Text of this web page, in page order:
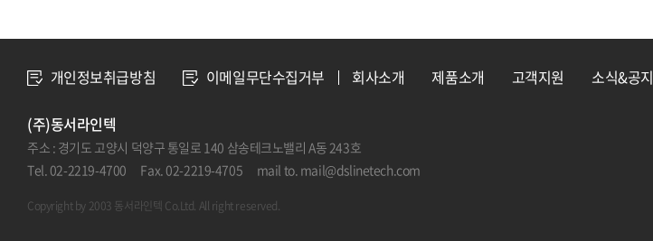
개인정보취급방침 이메일무단수집거부 회사소개 제품소개 고객지원 소식&공지
(주)동서라인텍
주소 : 경기도 고양시 덕양구 통일로 140 삼송테크노밸리 A동 243호
Tel. 02-2219-4700 Fax. 02-2219-4705 mail to. mail@dslinetech.com
Copyright by 2003 동서라인텍 Co.Ltd. All right reserved.